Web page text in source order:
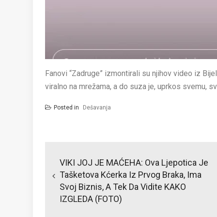
Fanovi “Zadruge” izmontirali su njihov video iz
viralno na mrežama, a do suza je, uprkos svemu,
Posted in Dešavanja
navigation
VIKI JOJ JE MAĆEHA: Ova Ljepotica Je
Tašketova Kćerka Iz Prvog Braka, Ima
Svoj Biznis, A Tek Da Vidite KAKO
IZGLEDA (FOTO)